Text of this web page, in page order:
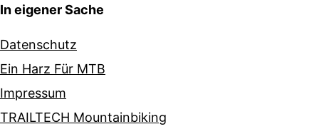
In eigener Sache
Datenschutz
Ein Harz Für MTB
Impressum
TRAILTECH Mountainbiking